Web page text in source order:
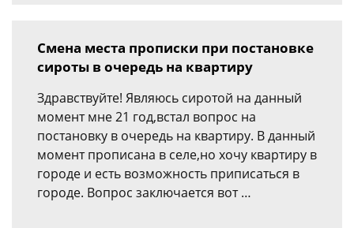
Смена места прописки при постановке
сироты в очередь на квартиру
Здравствуйте! Являюсь сиротой на данный
момент мне 21 год,встал вопрос на
постановку в очередь на квартиру. В данный
момент прописана в селе,но хочу квартиру в
городе и есть возможность приписаться в
городе. Вопрос заключается вот …